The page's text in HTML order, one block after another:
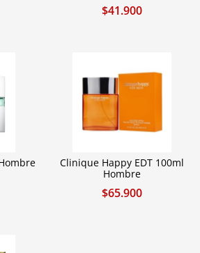
$41.900
Clinique Happy EDT 100ml
Hombre
$65.900